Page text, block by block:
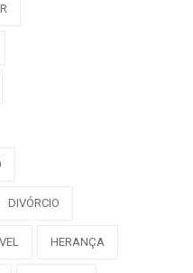
DIVÓRCIO
HERANÇA